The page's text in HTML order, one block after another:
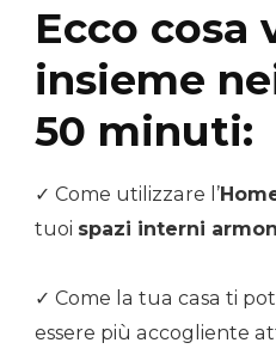
Ecco cosa
insieme
50 minuti:
✓ Come utilizzare l’
tuoi spazi interni
✓ Come la tua casa ti
essere più accogliente